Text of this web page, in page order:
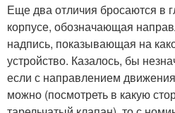
Еще два отличия бросаются в
корпусе, обозначающая
надпись, показывающая на
устройство. Казалось, бы
если с направлением
можно (посмотреть в какую